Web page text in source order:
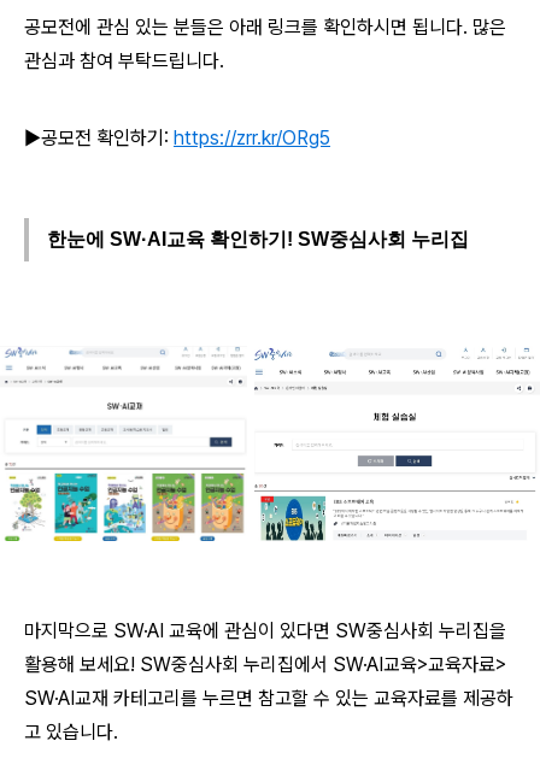
공모전에 관심 있는 분들은 아래 링크를 확인하시면 됩니다. 많은
관심과 참여 부탁드립니다.
▶공모전 확인하기: https://zrr.kr/ORg5
한눈에 SW·AI교육 확인하기! SW중심사회 누리집
마지막으로 SW·AI 교육에 관심이 있다면 SW중심사회 누리집을
활용해 보세요! SW중심사회 누리집에서 SW·AI교육>교육자료>
SW·AI교재 카테고리를 누르면 참고할 수 있는 교육자료를 제공하
고 있습니다.